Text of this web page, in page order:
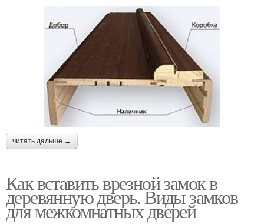
читать дальше →
Как вставить врезной замок в
деревянную дверь. Виды замков
для межкомнатных дверей